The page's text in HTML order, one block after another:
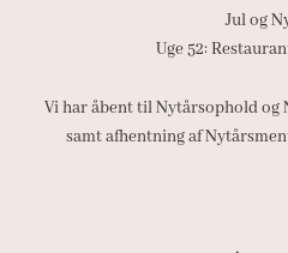
Jul og
Uge 52:
Vi har åbent til Nytårsophold og
samt afhentning af